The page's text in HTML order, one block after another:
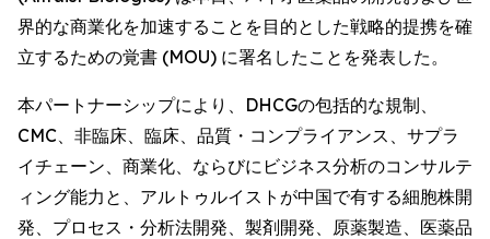
界的な商業化を加速することを目的とした戦略的提携を確
立するための覚書 (MOU) に署名したことを発表した。
本パートナーシップにより、DHCGの包括的な規制、
CMC、非臨床、臨床、品質・コンプライアンス、サプラ
イチェーン、商業化、ならびにビジネス分析のコンサルテ
ィング能力と、アルトゥルイストが中国で有する細胞株開
発、プロセス・分析法開発、製剤開発、原薬製造、医薬品